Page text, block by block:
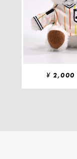
¥ 2,000